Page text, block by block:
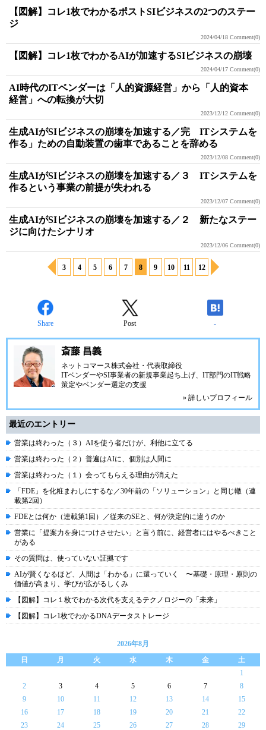
【図解】コレ1枚でわかるポストSIビジネスの2つのステー
ジ
2024/04/18 Comment(0)
【図解】コレ1枚でわかるAIが加速するSIビジネスの崩壊
2024/04/17 Comment(0)
AI時代のITベンダーは「人的資源経営」から「人的資本
経営」への転換が大切
2023/12/12 Comment(0)
生成AIがSIビジネスの崩壊を加速する／完 ITシステムを
作る」ための自動装置の歯車であることを辞める
2023/12/08 Comment(0)
生成AIがSIビジネスの崩壊を加速する／３ ITシステムを
作るという事業の前提が失われる
2023/12/07 Comment(0)
生成AIがSIビジネスの崩壊を加速する／２ 新たなステー
ジに向けたシナリオ
2023/12/06 Comment(0)
3 4 5 6 7 8 9 10 11 12
Share Post -
斎藤 昌義
ネットコマース株式会社 ・代表取締役
ITベンダーやSI事業者の新規事業起ち上げ、IT部門のIT戦略
策定やベンダー選定の支援
» 詳しいプロフィール
最近のエントリー
営業は終わった（３）AIを使う者だけが、利他に立てる
営業は終わった（２）普遍はAIに、個別は人間に
営業は終わった（１）会ってもらえる理由が消えた
「FDE」を化粧まわしにするな／30年前の「ソリューション」と同じ轍（連
載第2回）
FDEとは何か（連載第1回）／従来のSEと、何が決定的に違うのか
営業に「提案力を身につけさせたい」と言う前に、経営者にはやるべきこと
がある
その質問は、使っていない証拠です
AIが賢くなるほど、人間は「わかる」に還っていく 〜基礎・原理・原則の
価値が高まり、学びが広がるしくみ
【図解】コレ１枚でわかる次代を支えるテクノロジーの「未来」
【図解】コレ1枚でわかるDNAデータストレージ
2026年8月
日
月 火 水 木 金
土
1
2
3 4 5 6 7
8
9
10 11 12 13 14
15
16
17 18 19 20 21
22
23
24 25 26 27 28
29